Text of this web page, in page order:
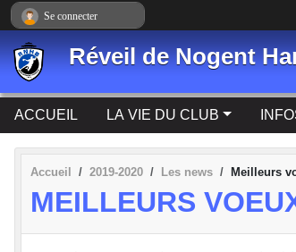
Réveil de Nogent
ACCUEIL LA VIE DU CLUB
Accueil 2019-2020 Les news Meilleurs
MEILLEURS
Se connecter
Panneau de gestion des cookies